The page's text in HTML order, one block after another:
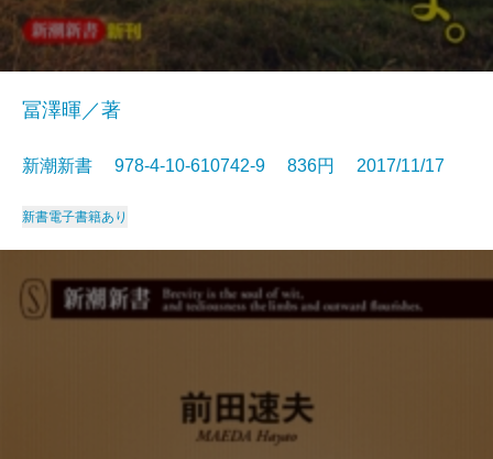
冨澤暉／著
新潮新書 978-4-10-610742-9 836円 2017/11/17
新書電子書籍あり